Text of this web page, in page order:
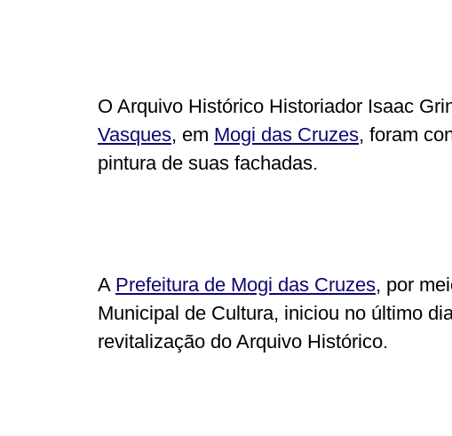
O Arquivo Histórico Historiador Isaac
Vasques, em Mogi das Cruzes, foram
pintura de suas fachadas.
A Prefeitura de Mogi das Cruzes, por
Municipal de Cultura, iniciou no último
revitalização do Arquivo Histórico.